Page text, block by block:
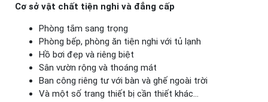
Cơ sở vật chất tiện nghi và đẳng cấp
Phòng tắm sang trọng
Phòng bếp, phòng ăn tiện nghi với tủ lạnh
Hồ bơi đẹp và riêng biệt
Sân vườn rộng và thoáng mát
Ban công riêng tư với bàn và ghế ngoài trời
Và một số trang thiết bị cần thiết khác…